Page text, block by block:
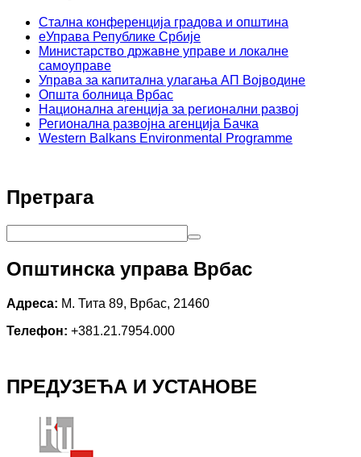
Стална конференција градова и општина
еУправа Републике Србије
Министарство државне управе и локалне
самоуправе
Управа за капитална улагања АП Војводине
Општа болница Врбас
Национална агенција за регионални развој
Регионална развојна агенција Бачка
Western Balkans Environmental Programme
Претрага
Општинска управа Врбас
Адреса: М. Тита 89, Врбас, 21460
Телефон: +381.21.7954.000
ПРЕДУЗЕЋА И УСТАНОВЕ